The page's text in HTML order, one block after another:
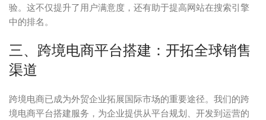
验。这不仅提升了用户满意度，还有助于提高网站在搜索引擎
中的排名。
三、跨境电商平台搭建：开拓全球销售
渠道
跨境电商已成为外贸企业拓展国际市场的重要途径。我们的跨
境电商平台搭建服务，为企业提供从平台规划、开发到运营的